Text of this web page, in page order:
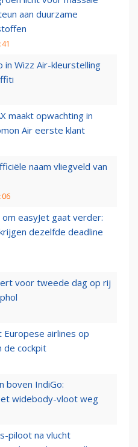
aan duurzame
in Wizz Air-kleurstelling
maakt opwachting in
Air eerste klant
naam vliegveld van
easyJet gaat verder:
dezelfde deadline
voor tweede dag op rij
Europese airlines op
de cockpit
boven IndiGo:
widebody-vloot weg
piloot na vlucht